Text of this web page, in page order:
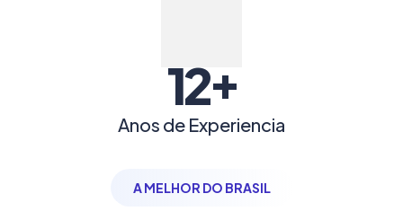
12+
Anos de Experiencia
A MELHOR DO BRASIL